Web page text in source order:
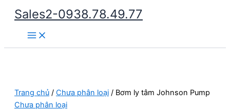
Nhảy
dung
Sales2-0938.78.49.77
Main
Menu
Trang chủ / Chưa phân loại / Bơm ly tâm Johnson Pump
Chưa phân loại